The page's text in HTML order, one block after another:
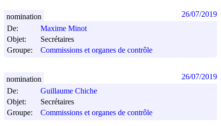
De:
Maxime Minot
Objet:
Secrétaires
Groupe:
Commissions et organes de contrôle
nomination 26/07/2019
De:
Guillaume Chiche
Objet:
Secrétaires
Groupe:
Commissions et organes de contrôle
nomination 26/07/2019